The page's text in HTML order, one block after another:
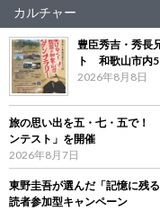
カルチャー
豊臣秀吉・秀長
ト 和歌山市内5
2026年8月8日
旅の思い出を五・七・五で！
ンテスト」を開催
2026年8月7日
東野圭吾が選んだ「記憶に残
読者参加型キャンペーン